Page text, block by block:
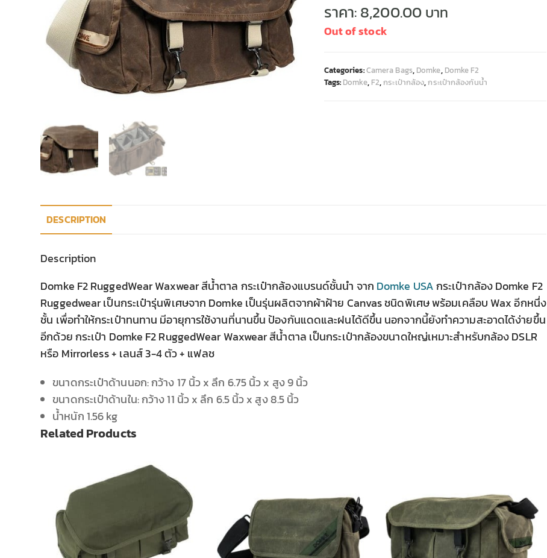
ราคา:8,200.00
Out of stock
Categories:Camera Bags, Domke, Domke F2
Tags: Domke, F2,กระเป๋ากล้อง,กระเป๋ากล้องกันน้ำ
DESCRIPTION
Description
Domke F2 RuggedWear Waxwear สีน้ำตาล กระเป๋ากล้องแบรนด์ชั้นนำ จาก Domke USAกระเป๋ากล้อง Domke F2
Ruggedwear เป็นกระเป๋ารุ่นพิเศษจาก Domke เป็นรุ่นผลิตจากผ้าฝ้าย Canvas ชนิดพิเศษ พร้อมเคลือบ Wax อีกหนึ่ง
ชั้น เพื่อทำให้กระเป๋าทนทาน มีอายุการใช้งานที่นานขึ้น ป้องกันแดดและฝนได้ดีขึ้น นอกจากนี้ยังทำความสะอาดได้ง่ายขึ้น
อีกด้วย กระเป๋า Domke F2 RuggedWear Waxwear สีน้ำตาล เป็นกระเป๋ากล้องขนาดใหญ่เหมาะสำหรับกล้อง DSLR
หรือ Mirrorless + เลนส์ 3-4 ตัว + แฟลช
ขนาดกระเป๋าด้านนอก: กว้าง 17 นิ้ว x ลึก 6.75 นิ้ว x สูง 9 นิ้ว
ขนาดกระเป๋าด้านใน: กว้าง 11 นิ้ว x ลึก 6.5 นิ้ว x สูง 8.5 นิ้ว
น้ำหนัก 1.56 kg
Related Products